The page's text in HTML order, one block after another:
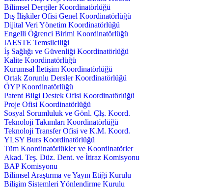
Bilimsel Dergiler Koordinatörlüğü
Dış İlişkiler Ofisi Genel Koordinatörlüğü
Dijital Veri Yönetim Koordinatörlüğü
Engelli Öğrenci Birimi Koordinatörlüğü
IAESTE Temsilciliği
İş Sağlığı ve Güvenliği Koordinatörlüğü
Kalite Koordinatörlüğü
Kurumsal İletişim Koordinatörlüğü
Ortak Zorunlu Dersler Koordinatörlüğü
ÖYP Koordinatörlüğü
Patent Bilgi Destek Ofisi Koordinatörlüğü
Proje Ofisi Koordinatörlüğü
Sosyal Sorumluluk ve Gönl. Çlş. Koord.
Teknoloji Takımları Koordinatörlüğü
Teknoloji Transfer Ofisi ve K.M. Koord.
YLSY Burs Koordinatörlüğü
Tüm Koordinatörlükler ve Koordinatörler
Akad. Teş. Düz. Dent. ve İtiraz Komisyonu
BAP Komisyonu
Bilimsel Araştırma ve Yayın Etiği Kurulu
Bilişim Sistemleri Yönlendirme Kurulu